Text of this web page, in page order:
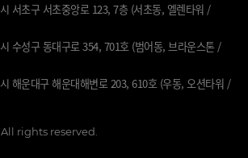
서초구 서초중앙로 123, 7층 (서초동, 엘렌타워 /
수성구 동대구로 354, 701호 (범어동, 브라운스톤 /
해운대구 해운대해변로 203, 610호 (우동, 오션타워 /
All rights reserved.